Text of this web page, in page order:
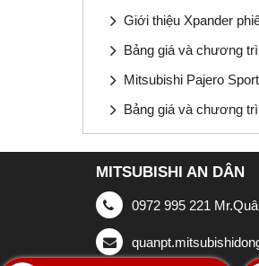
Giới thiệu Xpander
Bảng giá và chương
Mitsubishi Pajero
Bảng giá và chương
MITSUBISHI AN DÂN
0972 995 221